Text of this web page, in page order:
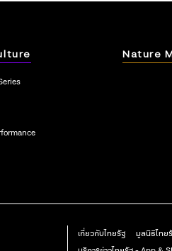
Nature
เกี่ยวกับไทยรัฐ มูลนิธิไทย